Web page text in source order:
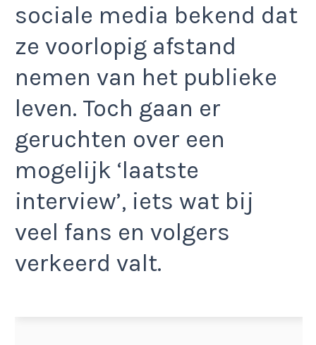
sociale media bekend dat
ze voorlopig afstand
nemen van het publieke
leven. Toch gaan er
geruchten over een
mogelijk ‘laatste
interview’, iets wat bij
veel fans en volgers
verkeerd valt.